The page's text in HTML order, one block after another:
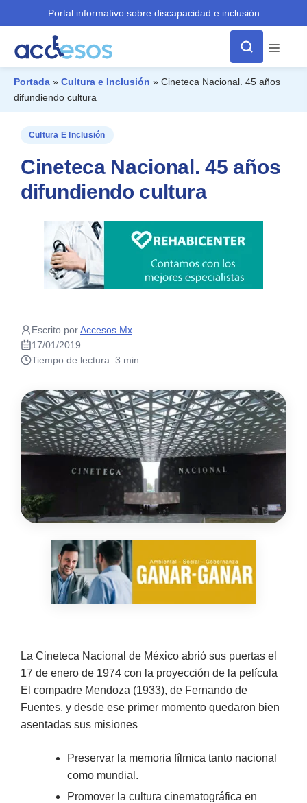
Portal informativo sobre discapacidad e inclusión
Menú
¿Qué buscas?
Portada » Cultura e Inclusión » Cineteca Nacional. 45 años
difundiendo cultura
Cultura E Inclusión
Cineteca Nacional. 45 años
difundiendo cultura
Escrito porAccesos Mx
17/01/2019
Tiempo de lectura: 3 min
La Cineteca Nacional de México abrió sus puertas el
17 de enero de 1974 con la proyección de la película
El compadre Mendoza (1933), de Fernando de
Fuentes, y desde ese primer momento quedaron bien
asentadas sus misiones
Preservar la memoria fílmica tanto nacional
como mundial.
Promover la cultura cinematográfica en